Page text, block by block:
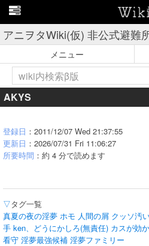
アニヲタWiki(仮) 非公式避難
メニュー
AKYS
登録日 ：2011/12/07 Wed 21:37:55
更新日 ：2026/07/31 Fri 11:06:27
所要時間 ：約 4 分で読めます
▽タグ一覧
真夏の夜の淫夢 ホモ 人間の屑 クッソ汚
手 ken、どうにかしろ(無責任) カスが効
看守 淫夢最強候補 淫夢ファミリー